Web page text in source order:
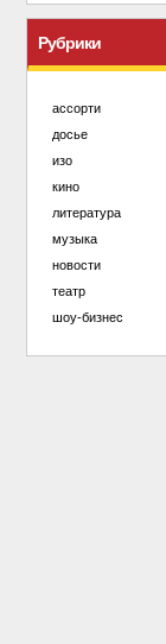
Рубрики
ассорти
досье
изо
кино
литература
музыка
новости
театр
шоу-бизнес